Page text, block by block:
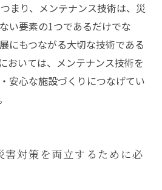
まり、メンテナンス技術は、災
い要素の1つであるだけでな
にもつながる大切な技術である
おいては、メンテナンス技術を
安心な施設づくりにつなげてい
害対策を両立するために必